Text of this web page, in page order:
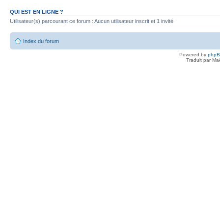
QUI EST EN LIGNE ?
Utilisateur(s) parcourant ce forum : Aucun utilisateur inscrit et 1 invité
Index du forum
Powered by
Traduit par